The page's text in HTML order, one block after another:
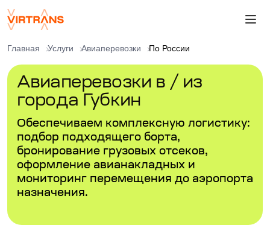
Главная Услуги Авиаперевозки По России
Авиаперевозки в / из
города Губкин
Обеспечиваем комплексную логистику:
подбор подходящего борта,
бронирование грузовых отсеков,
оформление авианакладных и
мониторинг перемещения до аэропорта
назначения.